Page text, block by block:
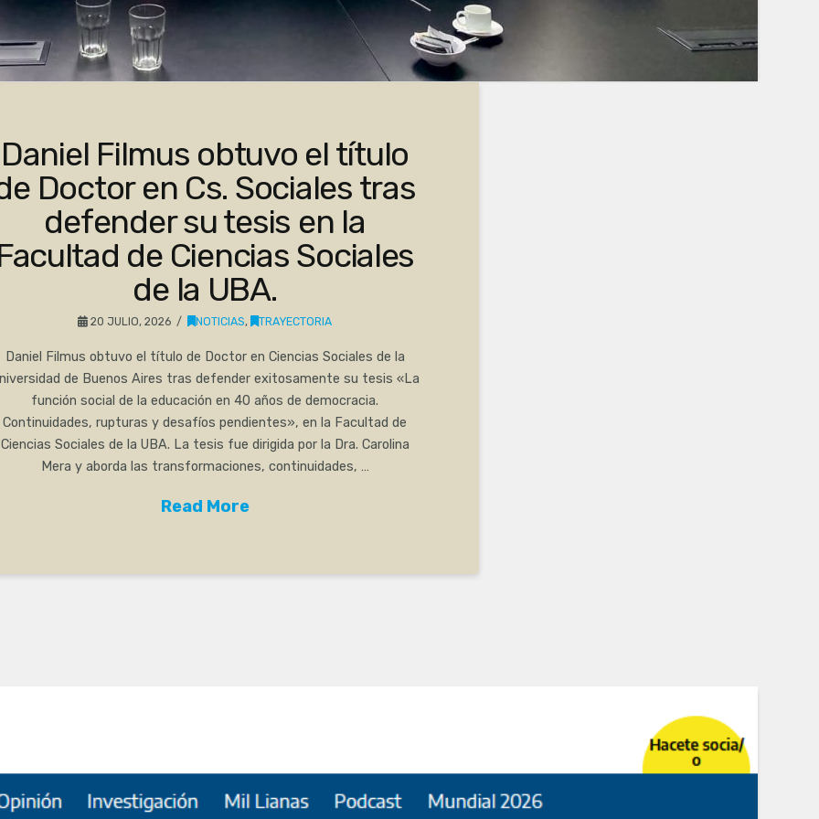
Daniel Filmus obtuvo el título
Doctor en Cs. Sociales tras
defender su tesis en la
de Ciencias Sociales
de la UBA.
20 JULIO, 2026 NOTICIAS, TRAYECTORIA
Daniel Filmus obtuvo el título de Doctor en Ciencias Sociales de la
de Buenos Aires tras defender exitosamente su tesis «La
función social de la educación en 40 años de democracia.
Continuidades, rupturas y desafíos pendientes», en la Facultad de
Ciencias Sociales de la UBA. La tesis fue dirigida por la Dra. Carolina
Mera y aborda las transformaciones, continuidades, …
Read More